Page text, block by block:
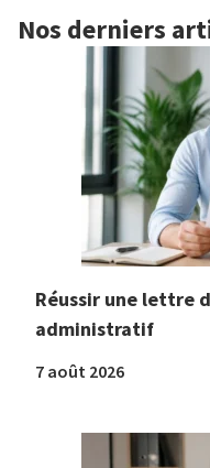
Nos derniers
Réussir une lettre
administratif
7 août 2026